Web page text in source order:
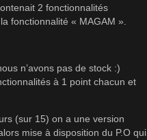
2 fonctionnalités
fonctionnalité « MAGAM ».
n’avons pas de stock :)
à 1 point chacun et
(sur 15) on a une version
mise à disposition du P.O qui